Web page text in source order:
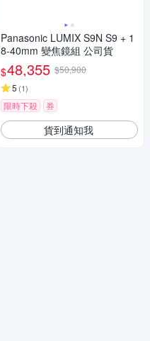
Panasonic LUMIX S9N S9 + 1
8-40mm 變焦鏡組 公司貨
$48,355 $50,900
5 (1)
限時下殺 券
貨到通知我